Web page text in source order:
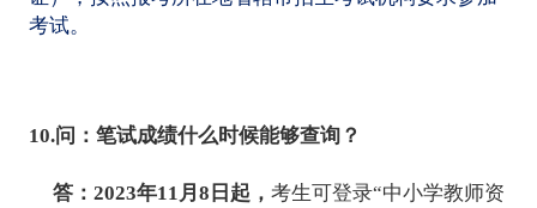
考试。
10.问：笔试成绩什么时候能够查询？
答：2023年11月8日起， 考生可登录“中小学教师资